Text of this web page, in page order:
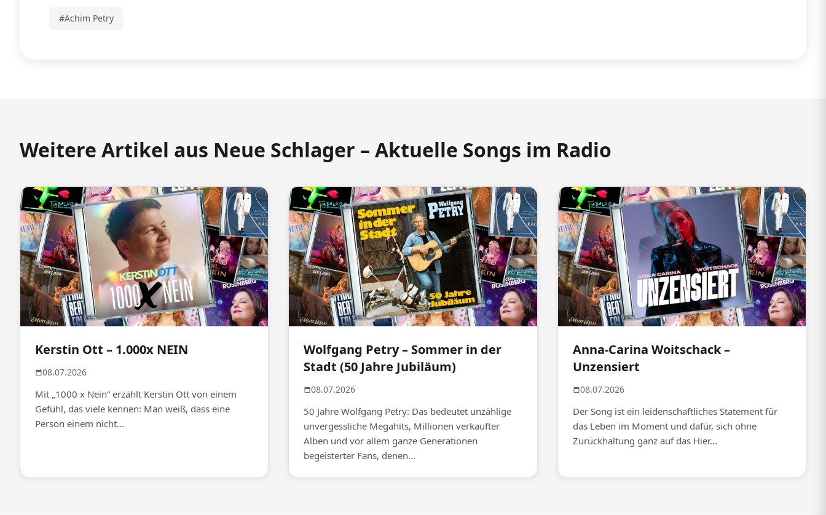
#Achim Petry
Weitere Artikel aus Neue Schlager – Aktuelle Songs im Radio
Kerstin Ott – 1.000x NEIN
08.07.2026
Mit „1000 x Nein“ erzählt Kerstin Ott von einem
Gefühl, das viele kennen: Man weiß, dass eine
Person einem nicht...
Wolfgang Petry – Sommer in der
Stadt (50 Jahre Jubiläum)
08.07.2026
50 Jahre Wolfgang Petry: Das bedeutet unzählige
unvergessliche Megahits, Millionen verkaufter
Alben und vor allem ganze Generationen
begeisterter Fans, denen...
Anna-Carina Woitschack –
Unzensiert
08.07.2026
Der Song ist ein leidenschaftliches Statement für
das Leben im Moment und dafür, sich ohne
Zurückhaltung ganz auf das Hier...